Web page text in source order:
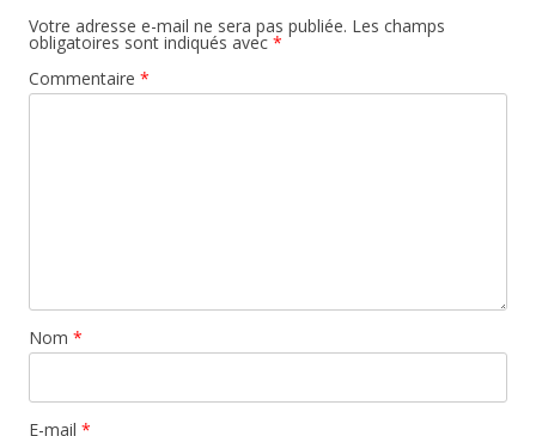
Votre adresse e-mail ne sera pas publiée. Les champs
obligatoires sont indiqués avec *
Commentaire *
Nom *
E-mail *